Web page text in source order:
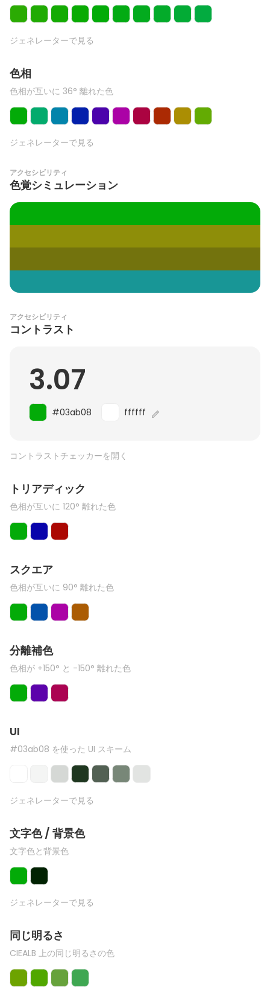
ジェネレーターで見る
色相
色相が互いに 36° 離れた色
ジェネレーターで見る
アクセシビリティ
色覚シミュレーション
アクセシビリティ
コントラスト
3.07
#03ab08 ffffff
コントラストチェッカーを開く
トリアディック
色相が互いに 120° 離れた色
スクエア
色相が互いに 90° 離れた色
分離補色
色相が +150° と -150° 離れた色
UI
#03ab08 を使った UI スキーム
ジェネレーターで見る
文字色 / 背景色
文字色と背景色
ジェネレーターで見る
同じ明るさ
CIEALB 上の同じ明るさの色